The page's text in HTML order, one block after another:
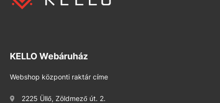
KELLO Webáruház
Webshop központi raktár címe
2225 Üllő, Zöldmező út. 2.